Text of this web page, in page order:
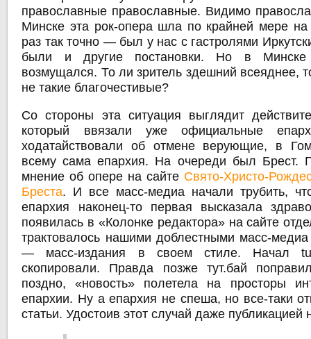
православные православные. Видимо
Минске эта рок-опера шла по крайней мере
раз так точно — был у нас с гастролями
были и другие постановки. Но в Минске
возмущался. То ли зритель здешний всеяднее,
не такие благочестивые?
Со стороны эта ситуация выглядит
который ввязали уже официальные
ходатайствовали об отмене верующие, в
всему сама епархия. На очереди был Брест.
мнение об опере на сайте Свято-Христо-
Бреста. И все масс-медиа начали трубить,
епархия наконец-то первая высказала
появилась в «Колонке редактора» на сайте
трактовалось нашими доблестными масс-медиа
— масс-издания в своем стиле. Начал
скопировали. Правда позже тут.бай
поздно, «новость» полетела на просторы
епархии. Ну а епархия не спеша, но все-таки
статьи. Удостоив этот случай даже публикацией